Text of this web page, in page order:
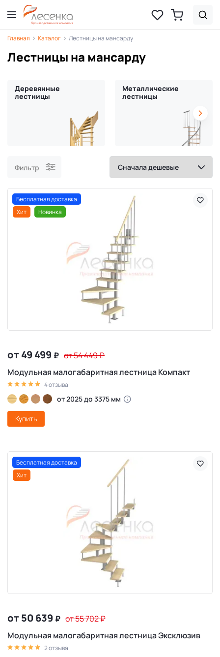
Главная Каталог Лестницы на мансарду
Лестницы на мансарду
Деревянные
лестницы
Металлические
лестницы
Фильтр
Бесплатная доставка
Хит
Новинка
от 49 499 ₽ от 54 449₽
Модульная малогабаритная лестница Компакт
4 отзыва
от 2025 до 3375 мм
Купить
Бесплатная доставка
Хит
от 50 639 ₽ от 55 702₽
Модульная малогабаритная лестница Эксклюзив
2 отзыва